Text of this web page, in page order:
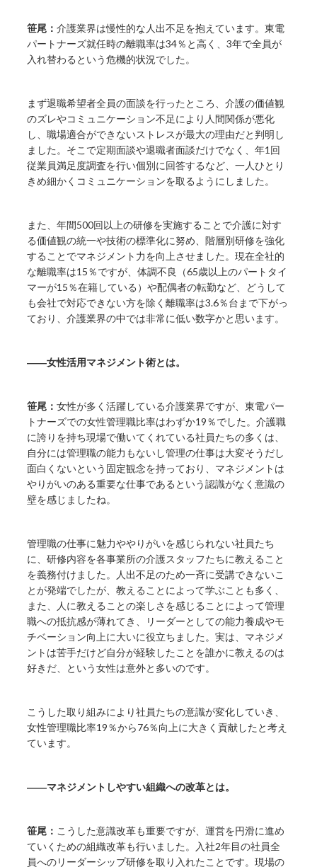
笹尾：介護業界は慢性的な人出不足を抱えています。東電
パートナーズ就任時の離職率は34％と高く、3年で全員が
入れ替わるという危機的状況でした。
まず退職希望者全員の面談を行ったところ、介護の価値観
のズレやコミュニケーション不足により人間関係が悪化
し、職場適合ができないストレスが最大の理由だと判明し
ました。そこで定期面談や退職者面談だけでなく、年1回
従業員満足度調査を行い個別に回答するなど、一人ひとり
きめ細かくコミュニケーションを取るようにしました。
また、年間500回以上の研修を実施することで介護に対す
る価値観の統一や技術の標準化に努め、階層別研修を強化
することでマネジメント力を向上させました。現在全社的
な離職率は15％ですが、体調不良（65歳以上のパートタイ
マーが15％在籍している）や配偶者の転勤など、どうして
も会社で対応できない方を除く離職率は3.6％台まで下がっ
ており、介護業界の中では非常に低い数字かと思います。
――女性活用マネジメント術とは。
笹尾：女性が多く活躍している介護業界ですが、東電パー
トナーズでの女性管理職比率はわずか19％でした。介護職
に誇りを持ち現場で働いてくれている社員たちの多くは、
自分には管理職の能力もないし管理の仕事は大変そうだし
面白くないという固定観念を持っており、マネジメントは
やりがいのある重要な仕事であるという認識がなく意識の
壁を感じましたね。
管理職の仕事に魅力ややりがいを感じられない社員たち
に、研修内容を各事業所の介護スタッフたちに教えること
を義務付けました。人出不足のため一斉に受講できないこ
とが発端でしたが、教えることによって学ぶことも多く、
また、人に教えることの楽しさを感じることによって管理
職への抵抗感が薄れてき、リーダーとしての能力養成やモ
チベーション向上に大いに役立ちました。実は、マネジメ
ントは苦手だけど自分が経験したことを誰かに教えるのは
好きだ、という女性は意外と多いのです。
こうした取り組みにより社員たちの意識が変化していき、
女性管理職比率19％から76％向上に大きく貢献したと考え
ています。
――マネジメントしやすい組織への改革とは。
笹尾： こうした意識改革も重要ですが、運営を円滑に進め
ていくための組織改革も行いました。入社2年目の社員全
員へのリーダーシップ研修を取り入れたことです。現場の